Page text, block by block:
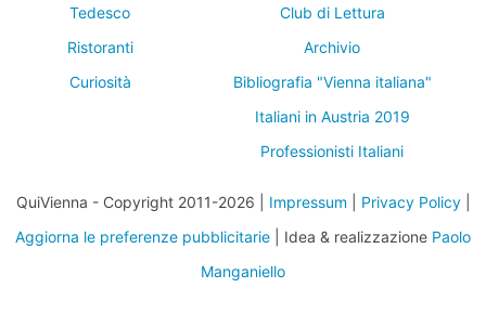
Tedesco
Ristoranti
Curiosità
Club di Lettura
Archivio
Bibliografia "Vienna italiana"
Italiani in Austria 2019
Professionisti Italiani
QuiVienna - Copyright 2011-2026 | Impressum Privacy Policy|
Aggiorna le preferenze pubblicitarie | Idea & realizzazione Paolo
Manganiello